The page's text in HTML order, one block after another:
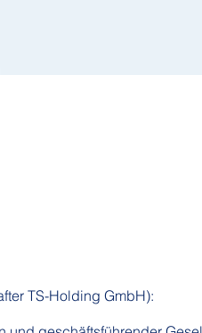
TS-Holding GmbH):